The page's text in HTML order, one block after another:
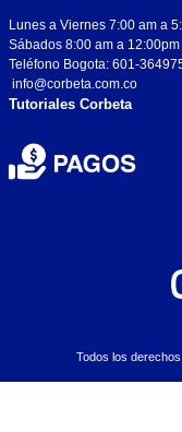
Lunes a Viernes 7:00 am a
Sábados 8:00 am a 12:00pm
Teléfono Bogota: 601-
info@corbeta.com.co
Tutoriales Corbeta
Todos los